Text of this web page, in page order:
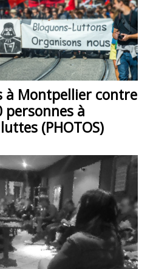
à Montpellier contre
personnes à
(PHOTOS)